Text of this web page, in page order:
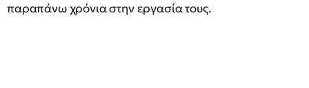
παραπάνω χρόνια στην εργασία τους.